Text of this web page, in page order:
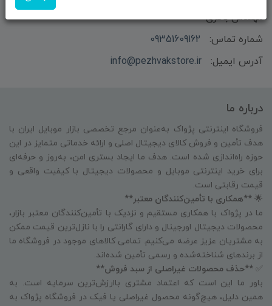
مهندس باقری
شماره تماس:
09351609162
آدرس ایمیل:
info@pezhvakstore.ir
درباره ما
فروشگاه اینترنتی پژواک به‌عنوان مرجع تخصصی بازار موبایل ایران با
هدف تأمین و فروش کالای دیجیتال اصلی و ارائه خدماتی متمایز در این
حوزه راه‌اندازی شده است. هدف ما ایجاد بستری امن، به‌روز و حرفه‌ای
برای خرید اینترنتی موبایل و محصولات دیجیتال با کیفیت واقعی و
قیمت رقابتی است.
🌟 **همکاری با تأمین‌کنندگان معتبر**
ما در پژواک با همکاری مستقیم و نزدیک با تأمین‌کنندگان معتبر بازار،
محصولات دیجیتال اورجینال و دارای گارانتی را با نازل‌ترین قیمت ممکن
به مشتریان عزیز عرضه می‌کنیم. تمامی کالاهای موجود در فروشگاه ما
از برندهای شناخته‌شده و رسمی تأمین شده‌اند.
✅ **حذف محصولات غیراصلی از سبد فروش**
باور ما این است که اعتماد مشتری باارزش‌ترین سرمایه است. به
همین دلیل، هیچ‌گونه محصول غیراصلی یا فیک در فروشگاه پژواک به